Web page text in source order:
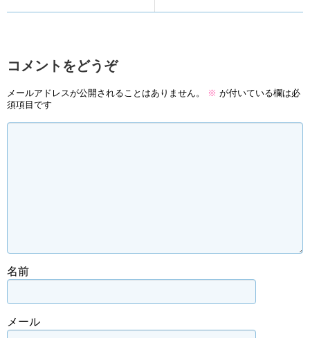
コメントをどうぞ
メールアドレスが公開されることはありません。 ※ が付いている欄は必
須項目です
名前
メール